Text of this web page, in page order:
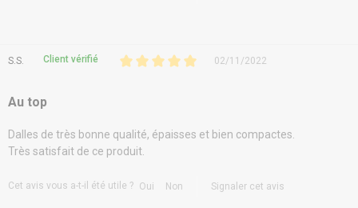
S.S. Client vérifié 02/11/2022
Au top
Dalles de très bonne qualité, épaisses et bien compactes.
Très satisfait de ce produit.
Cet avis vous a-t-il été utile ? Oui Non Signaler cet avis